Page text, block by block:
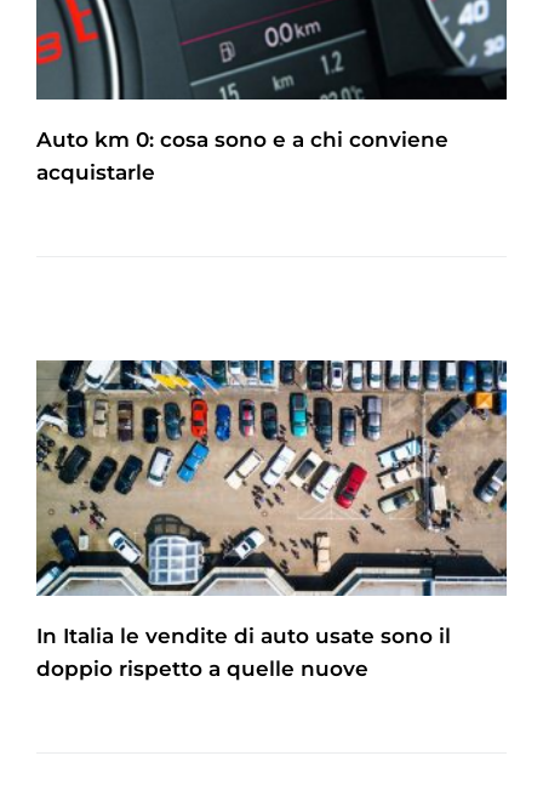
Auto km 0: cosa sono e a chi conviene
acquistarle
In Italia le vendite di auto usate sono il
doppio rispetto a quelle nuove